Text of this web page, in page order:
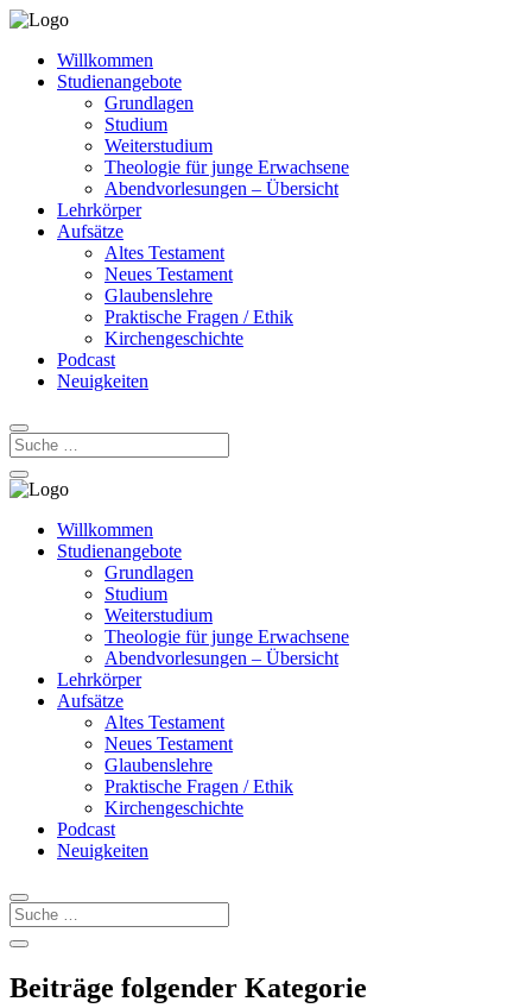
Willkommen
Studienangebote
Grundlagen
Studium
Weiterstudium
Theologie für junge Erwachsene
Abendvorlesungen – Übersicht
Lehrkörper
Aufsätze
Altes Testament
Neues Testament
Glaubenslehre
Praktische Fragen / Ethik
Kirchengeschichte
Podcast
Neuigkeiten
Willkommen
Studienangebote
Grundlagen
Studium
Weiterstudium
Theologie für junge Erwachsene
Abendvorlesungen – Übersicht
Lehrkörper
Aufsätze
Altes Testament
Neues Testament
Glaubenslehre
Praktische Fragen / Ethik
Kirchengeschichte
Podcast
Neuigkeiten
Beiträge folgender Kategorie